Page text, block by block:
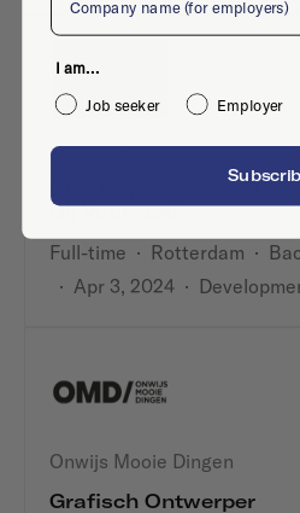
vuurrood
Creatieve Javascript
Bij Vuurrood
Full-time · Rotterdam ·
· Apr 3, 2024 ·
Onwijs Mooie Dingen
Grafisch Ontwerper
I am...
Job seeker
Employer